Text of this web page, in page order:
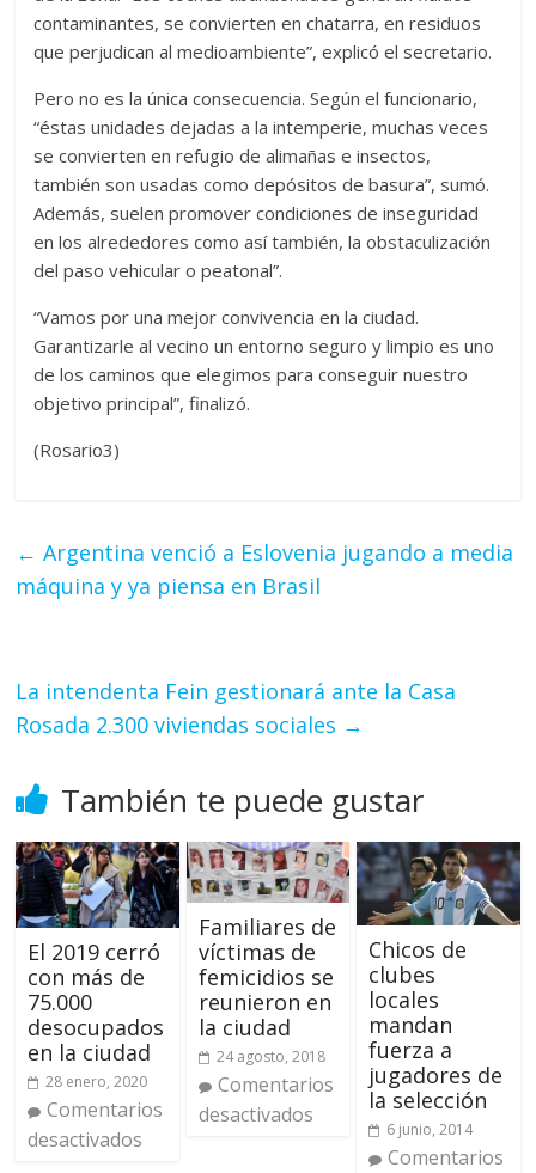
contaminantes, se convierten en chatarra, en residuos
que perjudican al medioambiente”, explicó el secretario.
Pero no es la única consecuencia. Según el funcionario,
“éstas unidades dejadas a la intemperie, muchas veces
se convierten en refugio de alimañas e insectos,
también son usadas como depósitos de basura”, sumó.
Además, suelen promover condiciones de inseguridad
en los alrededores como así también, la obstaculización
del paso vehicular o peatonal”.
“Vamos por una mejor convivencia en la ciudad.
Garantizarle al vecino un entorno seguro y limpio es uno
de los caminos que elegimos para conseguir nuestro
objetivo principal”, finalizó.
(Rosario3)
← Argentina venció a Eslovenia jugando a media
máquina y ya piensa en Brasil
La intendenta Fein gestionará ante la Casa
Rosada 2.300 viviendas sociales →
También te puede gustar
El 2019 cerró
con más de
75.000
desocupados
en la ciudad
28 enero, 2020
Comentarios
desactivados
Familiares de
víctimas de
femicidios se
reunieron en
la ciudad
24 agosto, 2018
Comentarios
desactivados
Chicos de
clubes
locales
mandan
fuerza a
jugadores de
la selección
6 junio, 2014
Comentarios